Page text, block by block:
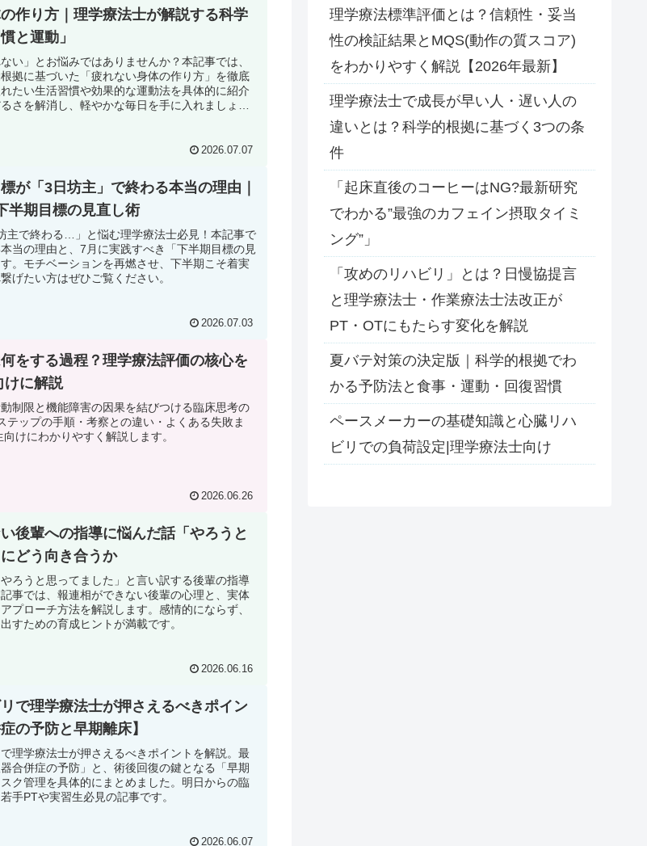
の作り方｜理学療法士が解説する科学
と運動」
い」とお悩みではありませんか？本記事では、
拠に基づいた「疲れない身体の作り方」を徹底
たい生活習慣や効果的な運動法を具体的に紹介
さを解消し、軽やかな毎日を手に入れましょ
2026.07.07
が「3日坊主」で終わる本当の理由｜
半期目標の見直し術
主で終わる…」と悩む理学療法士必見！本記事で
当の理由と、7月に実践すべき「下半期目標の見
。モチベーションを再燃させ、下半期こそ着実
げたい方はぜひご覧ください。
2026.07.03
をする過程？理学療法評価の核心を
けに解説
制限と機能障害の因果を結びつける臨床思考の
テップの手順・考察との違い・よくある失敗ま
けにわかりやすく解説します。
2026.06.26
後輩への指導に悩んだ話「やろうと
どう向き合うか
ろうと思ってました」と言い訳する後輩の指導
事では、報連相ができない後輩の心理と、実体
プローチ方法を解説します。感情的にならず、
すための育成ヒントが満載です。
2026.06.16
で理学療法士が押さえるべきポイン
の予防と早期離床】
理学療法士が押さえるべきポイントを解説。最
合併症の予防」と、術後回復の鍵となる「早期
ク管理を具体的にまとめました。明日からの臨
手PTや実習生必見の記事です。
2026.06.07
理学療法標準評価とは？信頼性・妥当
性の検証結果とMQS(動作の質スコア)
をわかりやすく解説【2026年最新】
理学療法士で成長が早い人・遅い人の
違いとは？科学的根拠に基づく3つの条
件
「起床直後のコーヒーはNG?最新研究
でわかる”最強のカフェイン摂取タイミ
ング”」
「攻めのリハビリ」とは？日慢協提言
と理学療法士・作業療法士法改正が
PT・OTにもたらす変化を解説
夏バテ対策の決定版｜科学的根拠でわ
かる予防法と食事・運動・回復習慣
ペースメーカーの基礎知識と心臓リハ
ビリでの負荷設定|理学療法士向け